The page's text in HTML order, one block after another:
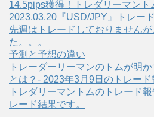
14.5pips獲得！トレダリーマント
2023.03.20『USD/JPY』トレー
先週はトレードしておりません
た。。。
予測と予想の違い
トレーダーリーマンのトムが明
とは？- 2023年3月9日のトレード
トレダリーマントムのトレード
レード結果です。